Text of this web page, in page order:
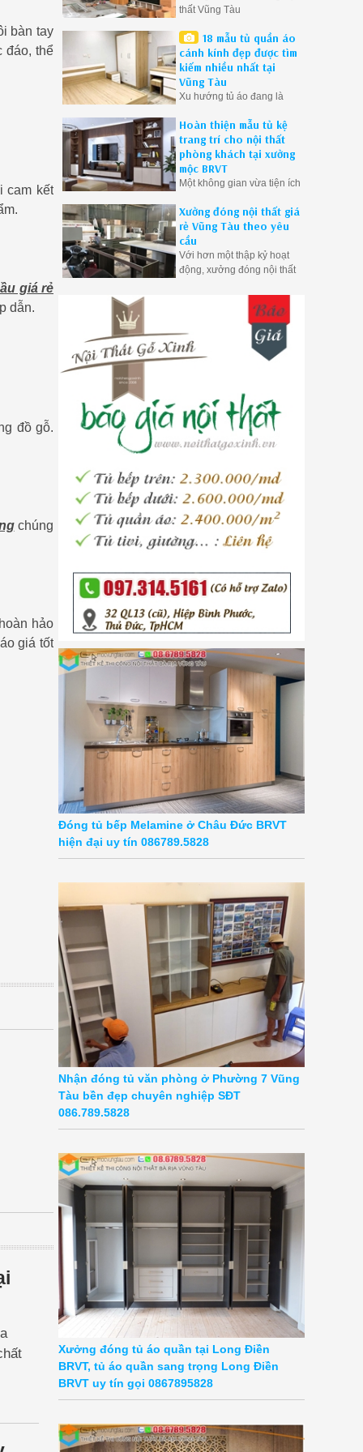
bàn tay
đáo, thể
cam kết
giá rẻ
dẫn.
đồ gỗ.
chúng
hảo
giá tốt
thất Vũng Tàu
18 mẫu tủ quần áo
cánh kính đẹp được tìm
kiếm nhiều nhất tại
Vũng Tàu
Xu hướng tủ áo đang là
gần đây. Mộc Vũng Tàu
tổng hợp 18 mẫu tủ áo gỗ
công nghiệp hiện đại ở
Vũng Tàu được quan tâm
nhất.
Hoàn thiện mẫu tủ kệ
trang trí cho nội thất
phòng khách tại xưởng
mộc BRVT
Một không gian vừa tiện ích
mà mọi gia đình đều mong
muốn. Với ý nghĩ đó chúng
tôi sẽ mang đến cho bạn
những mẫu tủ đẹp nhất
chất lượng nhất
Xưởng đóng nội thất giá
rẻ Vũng Tàu theo yêu
cầu
Với hơn một thập kỷ hoạt
động, xưởng đóng nội thất
yêu thích sự sang trọng và
đẳng cấp trong không gian
sống của mình.
Đóng tủ bếp Melamine ở Châu Đức BRVT
hiện đại uy tín 086789.5828
Nhận đóng tủ văn phòng ở Phường 7 Vũng
Tàu bền đẹp chuyên nghiệp SĐT
086.789.5828
Xưởng đóng tủ áo quần tại Long Điền
BRVT, tủ áo quần sang trọng Long Điền
BRVT uy tín gọi 0867895828